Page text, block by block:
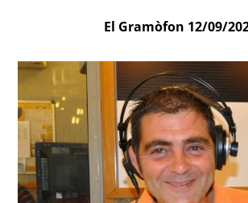
El Gramòfon 12/09/